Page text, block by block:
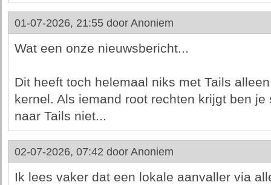
01-07-2026, 21:55 door Anoniem
Wat een onze nieuwsbericht...
Dit heeft toch helemaal niks met Tails
kernel. Als iemand root rechten krijgt ben
naar Tails niet...
02-07-2026, 07:42 door Anoniem
Ik lees vaker dat een lokale aanvaller via